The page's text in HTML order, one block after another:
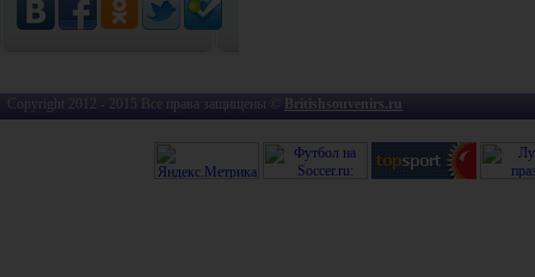
Copyright 2012 - 2015 Все права защищены © Britishsouvenirs.ru